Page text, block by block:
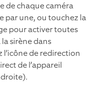
de chaque caméra
par une, ou touchez la
pour activer toutes
la sirène dans
l’icône de redirection
de l’appareil